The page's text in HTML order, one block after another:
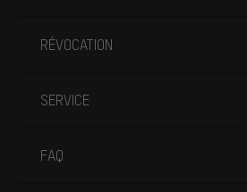
RÉVOCATION
SERVICE
FAQ